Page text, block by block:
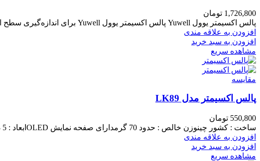
1,726,800 تومان
پالس اکسیمتر یوول Yuwell پالس اکسیمتر یوول Yuwell برای اندازه‌گیری سطح اکسیژن خون و نبض در بدن انسان استفاده می‌شود.
افزودن به علاقه مندی
افزودن به سبد خرید
مشاهده سریع
مقایسه
پالس اکسیمتر مدل LK89
550,800 تومان
ساخت : کشور چینوزن خالص : حدود 70 گرمدارای صفحه نمایش OLEDابعاد : 5 در 3 سانتی مترابعاد صفحه نمایش : 64 در 128 پیکسلدارای قابلیت خاموسی خودکار
افزودن به علاقه مندی
افزودن به سبد خرید
مشاهده سریع